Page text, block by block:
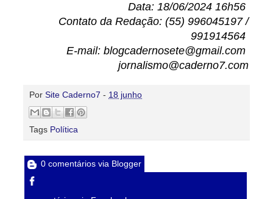
Data: 18/06/2024 16h56
Contato da Redação: (55) 996045197 /
991914564
E-mail: blogcadernosete@gmail.com
jornalismo@caderno7.com
Por Site Caderno7 - 18 junho
Tags Política
0 comentários via Blogger